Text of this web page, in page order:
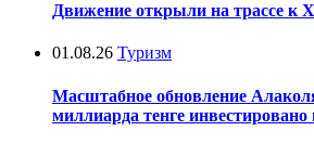
Движение открыли на трассе к
01.08.26 Туризм
Масштабное обновление
миллиарда тенге инвестировано